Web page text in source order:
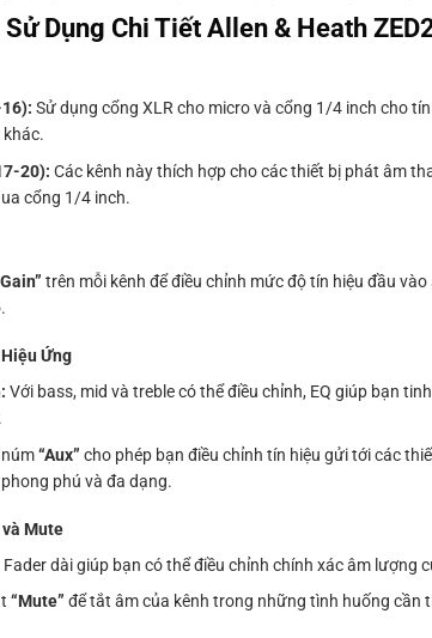
Dụng Chi Tiết Allen & Heath
Sử dụng cổng XLR cho micro và cổng 1/4 inch cho
20): Các kênh này thích hợp cho các thiết bị phát âm
cổng 1/4 inch.
trên mỗi kênh để điều chỉnh mức độ tín hiệu đầu
Ứng
Với bass, mid và treble có thể điều chỉnh, EQ giúp bạn
núm“Aux” cho phép bạn điều chỉnh tín hiệu gửi tới các
phú và đa dạng.
Mute
Fader dài giúp bạn có thể điều chỉnh chính xác âm
“Mute” để tắt âm của kênh trong những tình huống cần